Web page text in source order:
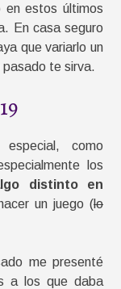
en estos últimos
En casa seguro
que variarlo un
pasado te sirva.
como
los
distinto en
un juego (lo
me presenté
a los que daba